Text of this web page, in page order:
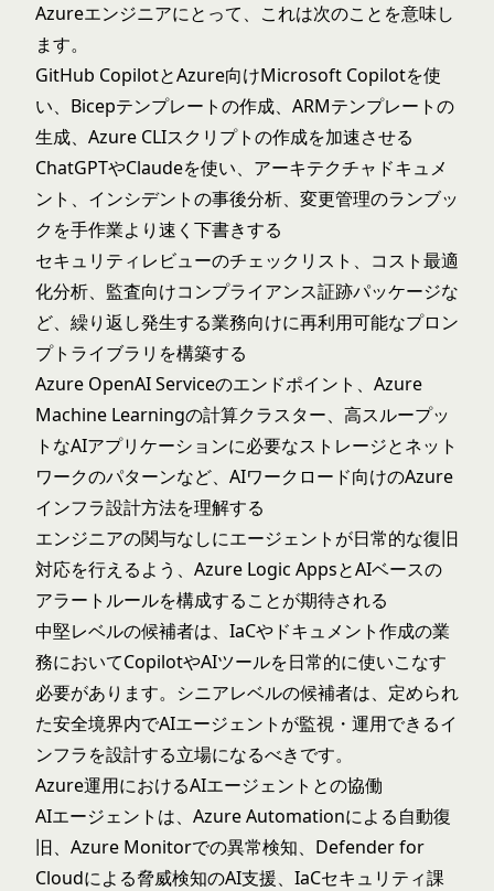
Azureエンジニアにとって、これは次のことを意味し
ます。
GitHub CopilotとAzure向けMicrosoft Copilotを使
い、Bicepテンプレートの作成、ARMテンプレートの
生成、Azure CLIスクリプトの作成を加速させる
ChatGPTやClaudeを使い、アーキテクチャドキュメ
ント、インシデントの事後分析、変更管理のランブッ
クを手作業より速く下書きする
セキュリティレビューのチェックリスト、コスト最適
化分析、監査向けコンプライアンス証跡パッケージな
ど、繰り返し発生する業務向けに再利用可能なプロン
プトライブラリを構築する
Azure OpenAI Serviceのエンドポイント、Azure
Machine Learningの計算クラスター、高スループッ
トなAIアプリケーションに必要なストレージとネット
ワークのパターンなど、AIワークロード向けのAzure
インフラ設計方法を理解する
エンジニアの関与なしにエージェントが日常的な復旧
対応を行えるよう、Azure Logic AppsとAIベースの
アラートルールを構成することが期待される
中堅レベルの候補者は、IaCやドキュメント作成の業
務においてCopilotやAIツールを日常的に使いこなす
必要があります。シニアレベルの候補者は、定められ
た安全境界内でAIエージェントが監視・運用できるイ
ンフラを設計する立場になるべきです。
Azure運用におけるAIエージェントとの協働
AIエージェントは、Azure Automationによる自動復
旧、Azure Monitorでの異常検知、Defender for
Cloudによる脅威検知のAI支援、IaCセキュリティ課